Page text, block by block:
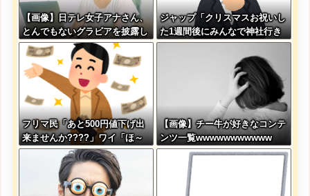
【画像】日テレ女子アナさん、
とんでもないグラビアを披露し
た結果・・・
ジャップ「クリスマスお祝いし
た1週間後にみんなで神社行き
ます」←これ
フリマ民「あと500円値下げ出
来ませんか????」ワイ「ほ～
い購入ｗ」
【画像】チー牛が好きなコンテ
ンツ一覧wwwwwwwwwww